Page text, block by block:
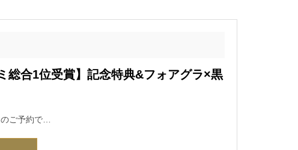
総合1位受賞】記念特典&フォアグラ×黒
ご予約で…